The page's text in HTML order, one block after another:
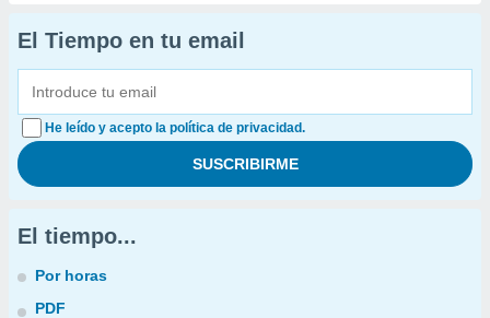
El Tiempo en tu email
He leído y acepto la política de privacidad.
El tiempo...
Por horas
PDF